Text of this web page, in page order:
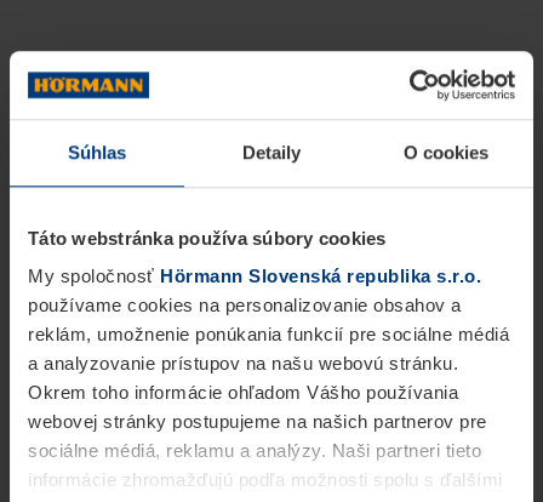
Súhlas Detaily O cookies
Táto webstránka používa súbory cookies
My spoločnosť Hörmann Slovenská republika s.r.o.
používame cookies na personalizovanie obsahov a
reklám, umožnenie ponúkania funkcií pre sociálne médiá
a analyzovanie prístupov na našu webovú stránku.
Okrem toho informácie ohľadom Vášho používania
webovej stránky postupujeme na našich partnerov pre
sociálne médiá, reklamu a analýzy. Naši partneri tieto
informácie zhromažďujú podľa možnosti spolu s ďalšími